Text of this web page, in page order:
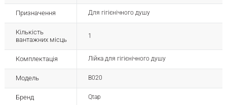
Призначення Для гігієнічного душу
Кількість
вантажних місць
1
Комплектація Лійка для гігієнічного душу
Модель B020
Бренд Qtap